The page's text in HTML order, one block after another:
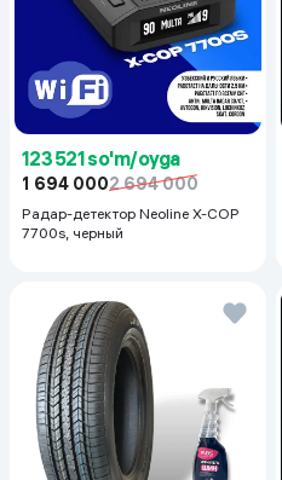
123 521 so'm/oyga
1 694 0002 694 000
Радар-детектор Neoline X-COP
7700s, черный